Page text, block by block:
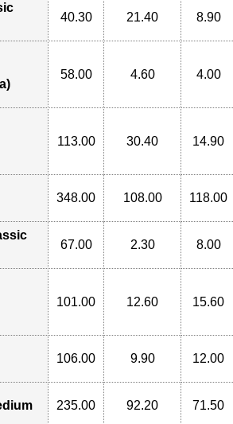
40.30 21.40 8.90
58.00 4.60 4.00
113.00 30.40 14.90
348.00 108.00 118.00
67.00 2.30 8.00
101.00 12.60 15.60
106.00 9.90 12.00
235.00 92.20 71.50